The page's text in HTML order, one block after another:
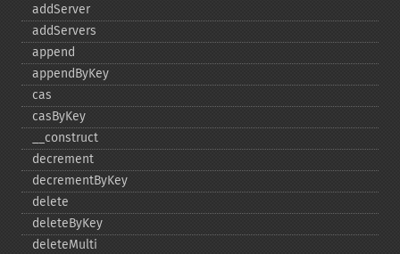
addServer
addServers
append
appendByKey
cas
casByKey
_​_​construct
decrement
decrementByKey
delete
deleteByKey
deleteMulti